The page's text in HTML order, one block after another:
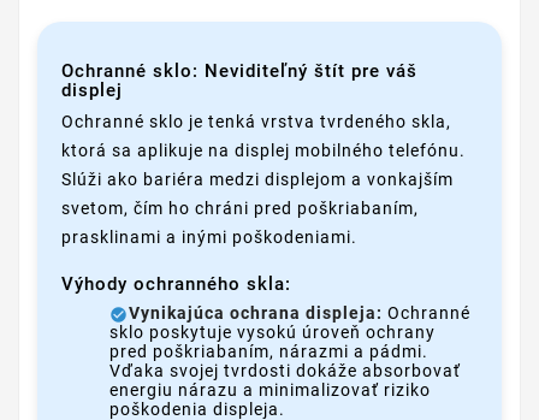
Ochranné sklo: Neviditeľný štít pre váš
displej
Ochranné sklo je tenká vrstva tvrdeného skla,
ktorá sa aplikuje na displej mobilného telefónu.
Slúži ako bariéra medzi displejom a vonkajším
svetom, čím ho chráni pred poškriabaním,
prasklinami a inými poškodeniami.
Výhody ochranného skla:
Vynikajúca ochrana displeja: Ochranné
sklo poskytuje vysokú úroveň ochrany
pred poškriabaním, nárazmi a pádmi.
Vďaka svojej tvrdosti dokáže absorbovať
energiu nárazu a minimalizovať riziko
poškodenia displeja.